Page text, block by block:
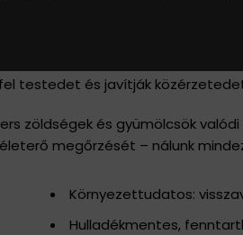
fogyaszthatsz – a
testedet és javítják
zöldségek és gyümölcsök
megőrzését – nálunk
Környezettudatos:
Hulladékmentes,